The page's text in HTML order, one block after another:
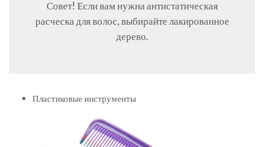
Совет! Если вам нужна антистатическая
расческа для волос, выбирайте лакированное
дерево.
Пластиковые инструменты